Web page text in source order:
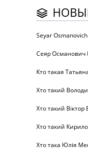
Seyar
Сеяр Османович
Кто такая
Хто такий
Хто такий Віктор
Хто такий
Хто така Юлія